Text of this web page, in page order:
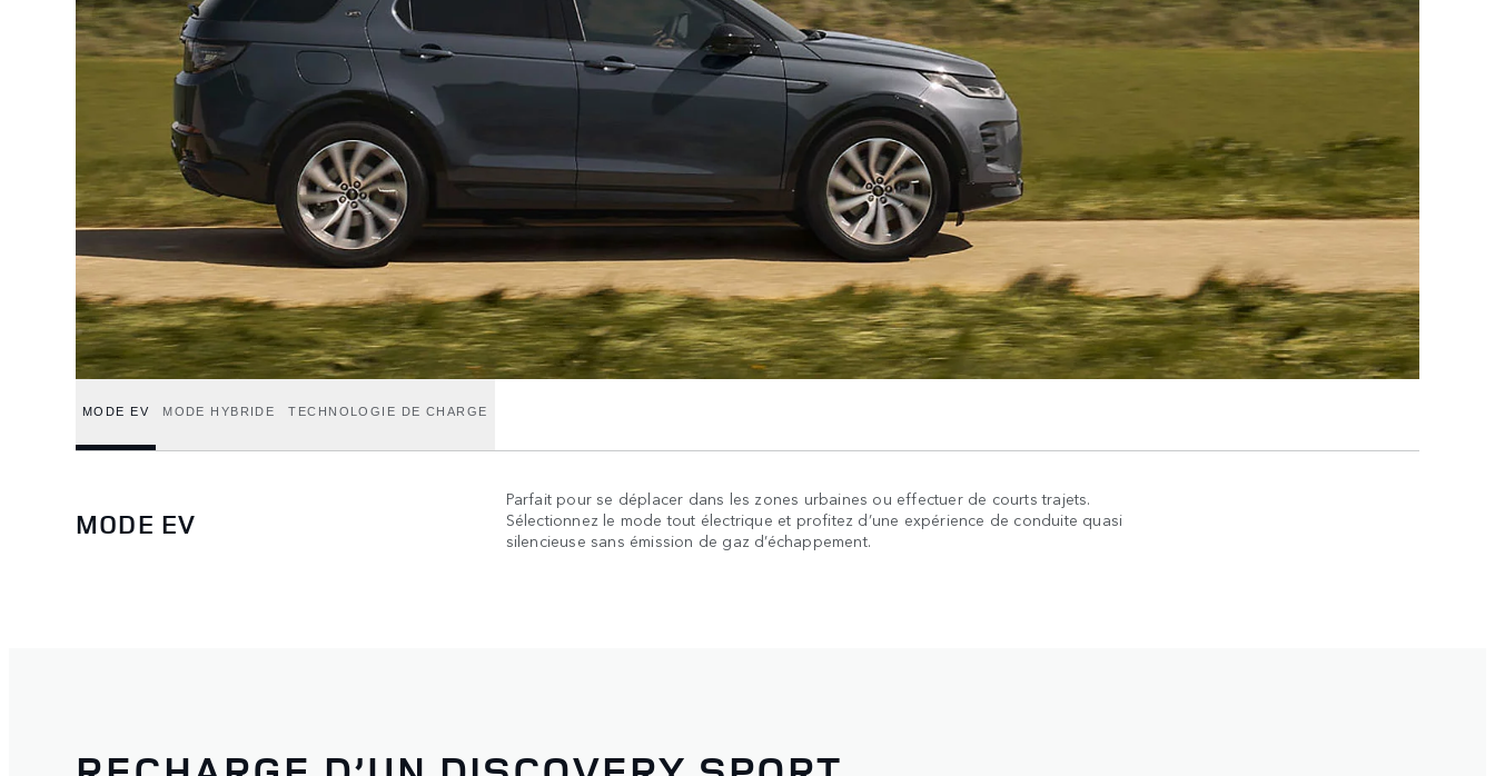
MODE EV MODE HYBRIDE TECHNOLOGIE DE CHARGE
MODE EV
Parfait pour se déplacer dans les zones urbaines ou effectuer de courts trajets.
Sélectionnez le mode tout électrique et profitez d’une expérience de conduite quasi
silencieuse sans émission de gaz d’échappement.